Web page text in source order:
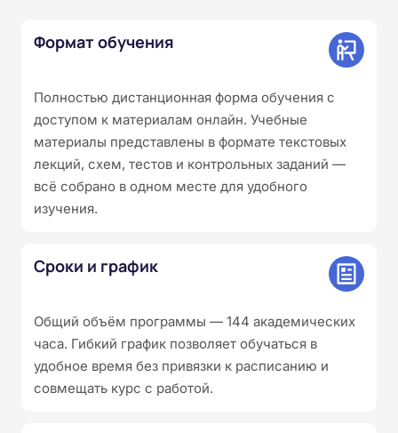
Формат обучения
Полностью дистанционная форма обучения с
доступом к материалам онлайн. Учебные
материалы представлены в формате текстовых
лекций, схем, тестов и контрольных заданий —
всё собрано в одном месте для удобного
изучения.
Сроки и график
Общий объём программы — 144 академических
часа. Гибкий график позволяет обучаться в
удобное время без привязки к расписанию и
совмещать курс с работой.